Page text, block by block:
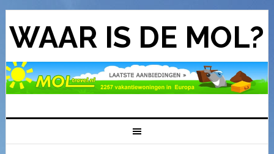
WAAR IS DE MOL?